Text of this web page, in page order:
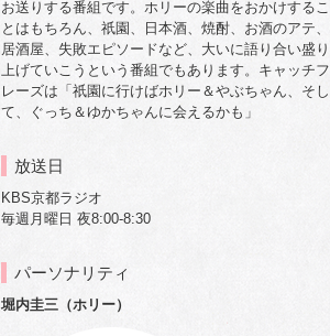
お送りする番組です。ホリーの楽曲をおかけするこ
とはもちろん、祇園、日本酒、焼酎、お酒のアテ、
居酒屋、失敗エピソードなど、大いに語り合い盛り
上げていこうという番組でもあります。キャッチフ
レーズは「祇園に行けばホリー＆やぶちゃん、そし
て、ぐっち＆ゆかちゃんに会えるかも」
放送日
KBS京都ラジオ
毎週月曜日 夜8:00-8:30
パーソナリティ
堀内圭三（ホリー）